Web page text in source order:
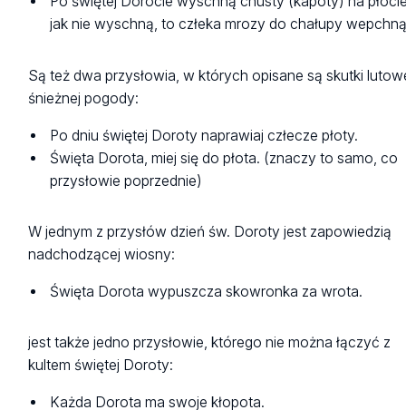
jak nie wyschną, to człeka mrozy do chałupy
Są też dwa przysłowia, w których opisane są skutki
śnieżnej pogody:
Po dniu świętej Doroty naprawiaj człecze płoty.
Święta Dorota, miej się do płota. (znaczy to samo, co
przysłowie poprzednie)
W jednym z przysłów dzień św. Doroty jest zapowiedzią
nadchodzącej wiosny:
Święta Dorota wypuszcza skowronka za wrota.
jest także jedno przysłowie, którego nie można łączyć z
kultem świętej Doroty:
Każda Dorota ma swoje kłopota.